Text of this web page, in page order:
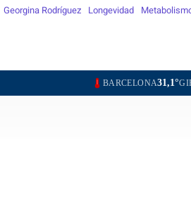
Georgina Rodríguez Longevidad
31,1°GIRONA33,0°LLEIDA